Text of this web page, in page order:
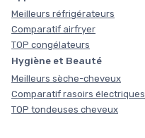
Meilleurs réfrigérateurs
Comparatif airfryer
TOP congélateurs
Hygiène et Beauté
Meilleurs sèche-cheveux
Comparatif rasoirs électriques
TOP tondeuses cheveux